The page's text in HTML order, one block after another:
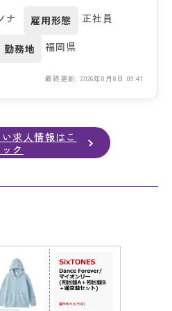
ナ 雇用形態 正社員
勤務地 福岡県
最終更新: 2026年8月8日 09:41
求人情報はこ
ク